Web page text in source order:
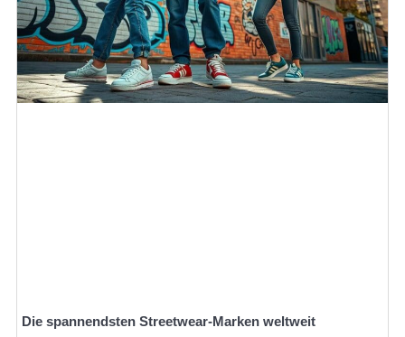
Die spannendsten Streetwear-Marken weltweit